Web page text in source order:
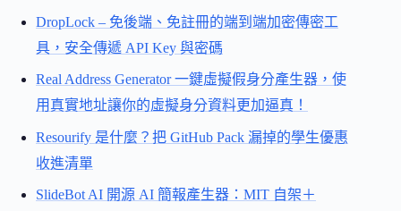
DropLock – 免後端、免註冊的端到端加密傳密工
具，安全傳遞 API Key 與密碼
Real Address Generator 一鍵虛擬假身分產生器，使
用真實地址讓你的虛擬身分資料更加逼真！
Resourify 是什麼？把 GitHub Pack 漏掉的學生優惠
收進清單
SlideBot AI 開源 AI 簡報產生器：MIT 自架＋